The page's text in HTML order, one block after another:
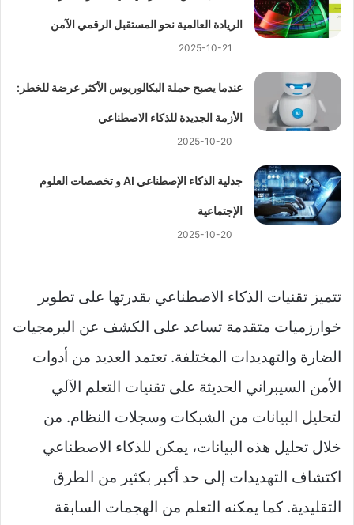
الريادة العالمية نحو المستقبل الرقمي الآمن
2025-10-21
عندما يصبح حملة البكالوريوس الأكثر عرضة للخطر:
الأزمة الجديدة للذكاء الاصطناعي
2025-10-20
جدلية الذكاء الإصطناعي AI و تخصصات العلوم
الإجتماعية
2025-10-20
تتميز تقنيات الذكاء الاصطناعي بقدرتها على تطوير
خوارزميات متقدمة تساعد على الكشف عن البرمجيات
الضارة والتهديدات المختلفة. تعتمد العديد من أدوات
الأمن السيبراني الحديثة على تقنيات التعلم الآلي
لتحليل البيانات من الشبكات وسجلات النظام. من
خلال تحليل هذه البيانات، يمكن للذكاء الاصطناعي
اكتشاف التهديدات إلى حد أكبر بكثير من الطرق
التقليدية. كما يمكنه التعلم من الهجمات السابقة